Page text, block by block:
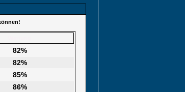
82%
82%
85%
86%